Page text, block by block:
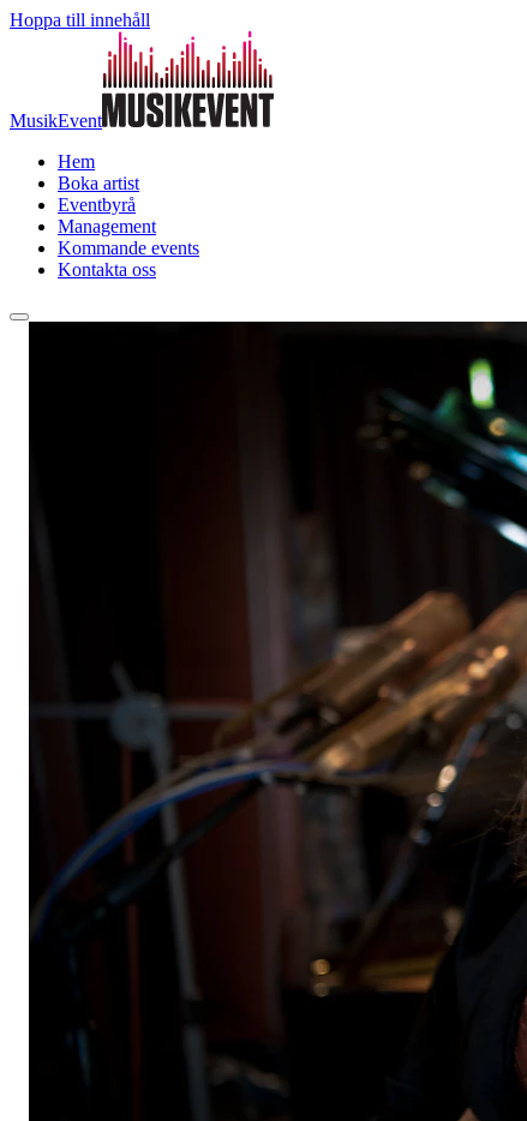
Hoppa till innehåll
MusikEvent
Hem
Boka artist
Eventbyrå
Management
Kommande events
Kontakta oss